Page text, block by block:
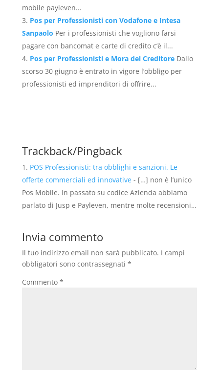
mobile payleven...
Pos per Professionisti con Vodafone e Intesa
Sanpaolo Per i professionisti che vogliono farsi
pagare con bancomat e carte di credito c’è il...
Pos per Professionisti e Mora del Creditore Dallo
scorso 30 giugno è entrato in vigore l’obbligo per
professionisti ed imprenditori di offrire...
Trackback/Pingback
POS Professionisti: tra obblighi e sanzioni. Le
offerte commerciali ed innovative- […] non è l’unico
Pos Mobile. In passato su codice Azienda abbiamo
parlato di Jusp e Payleven, mentre molte recensioni…
Invia commento
Il tuo indirizzo email non sarà pubblicato. I campi
obbligatori sono contrassegnati *
Commento *